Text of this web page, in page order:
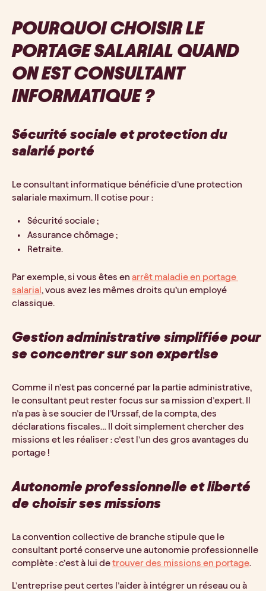
POURQUOI CHOISIR LE
PORTAGE SALARIAL QUAND
ON EST CONSULTANT
INFORMATIQUE ?
Sécurité sociale et protection du
salarié porté
Le consultant informatique bénéficie d’une protection
salariale maximum. Il cotise pour :
Sécurité sociale ;
Assurance chômage ;
Retraite.
Par exemple, si vous êtes en arrêt maladie en portage
salarial, vous avez les mêmes droits qu’un employé
classique.
Gestion administrative simplifiée pour
se concentrer sur son expertise
Comme il n’est pas concerné par la partie administrative,
le consultant peut rester focus sur sa mission d’expert. Il
n’a pas à se soucier de l’Urssaf, de la compta, des
déclarations fiscales… Il doit simplement chercher des
missions et les réaliser : c’est l’un des gros avantages du
portage !
Autonomie professionnelle et liberté
de choisir ses missions
La convention collective de branche stipule que le
consultant porté conserve une autonomie professionnelle
complète : c’est à lui de trouver des missions en portage.
L’entreprise peut certes l’aider à intégrer un réseau ou à